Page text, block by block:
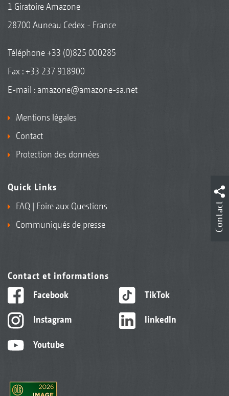
1 Giratoire Amazone
28700 Auneau Cedex - France
Téléphone+33 (0)825 000285
Fax : +33 237 918900
E-mail : amazone@amazone-sa.net
Mentions légales
Contact
Protection des données
Quick Links
FAQ | Foire aux Questions
Communiqués de presse
Contact et informations
Facebook
Instagram
Youtube
TikTok
linkedIn
Contact